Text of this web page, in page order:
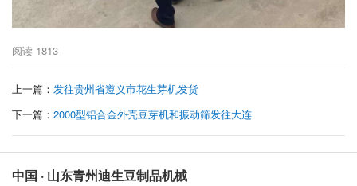
阅读 1813
上一篇： 发往贵州省遵义市花生芽机发货
下一篇： 2000型铝合金外壳豆芽机和振动筛发往大连
中国 · 山东青州迪生豆制品机械